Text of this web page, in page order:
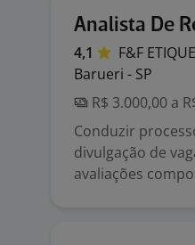
Analista De
4,1 F&F
Barueri - SP
R$ 3.000,00 a
Conduzir
divulgação de
avaliações